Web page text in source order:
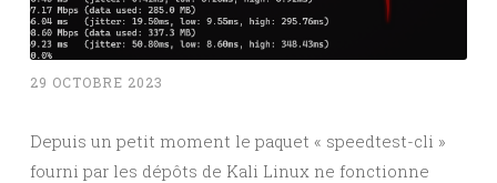
29 OCTOBRE 2023
Depuis un petit moment le paquet « speedtest-cli »
fourni par les dépôts de Kali Linux ne fonctionne